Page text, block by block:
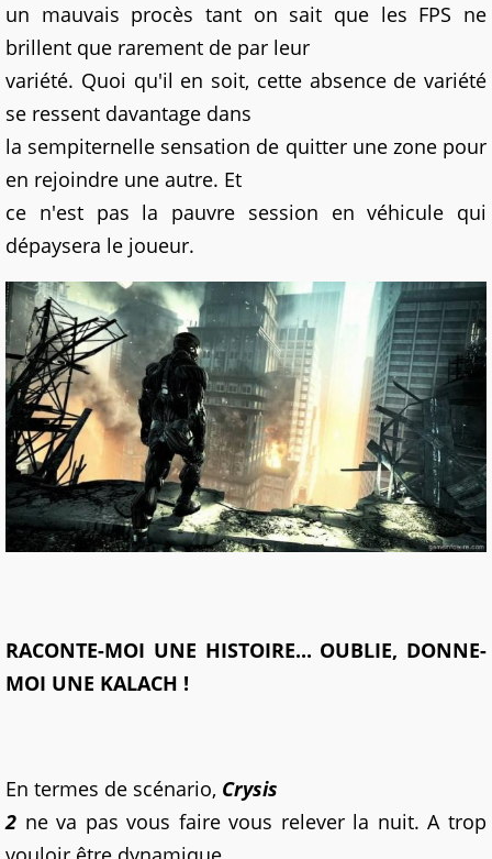
un mauvais procès tant on sait que les FPS ne
brillent que rarement de par leur
variété. Quoi qu'il en soit, cette absence de variété
se ressent davantage dans
la sempiternelle sensation de quitter une zone pour
en rejoindre une autre. Et
ce n'est pas la pauvre session en véhicule qui
dépaysera le joueur.
RACONTE-MOI UNE HISTOIRE... OUBLIE, DONNE-
MOI UNE KALACH !
En termes de scénario, Crysis
2 ne va pas vous faire vous relever la nuit. A trop